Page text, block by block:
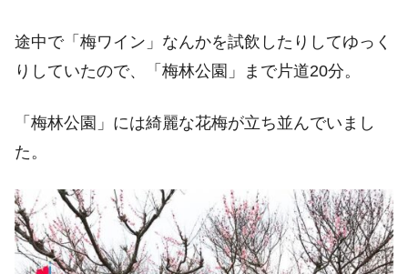
途中で「梅ワイン」なんかを試飲したりしてゆっく
りしていたので、「梅林公園」まで片道20分。
「梅林公園」には綺麗な花梅が立ち並んでいまし
た。